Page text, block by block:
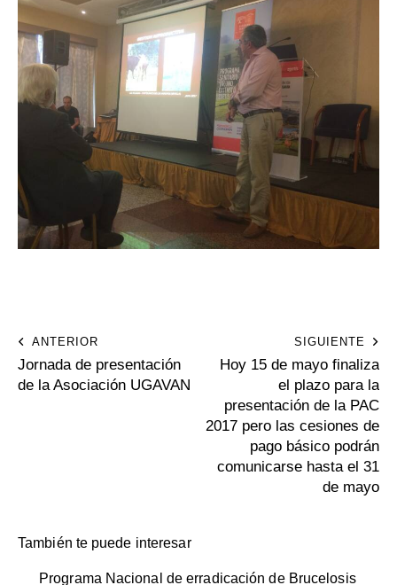
ANTERIOR
Jornada de presentación
de la Asociación UGAVAN
SIGUIENTE
Hoy 15 de mayo finaliza
el plazo para la
presentación de la PAC
2017 pero las cesiones de
pago básico podrán
comunicarse hasta el 31
de mayo
También te puede interesar
Programa Nacional de erradicación de Brucelosis